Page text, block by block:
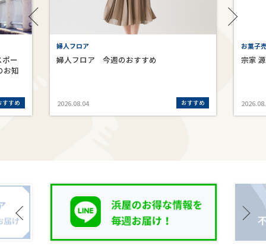
ー
お知
すすめ
婦人フロア
婦人フロア 今週のおすすめ
2026.08.04 おすすめ
お菓子
宗家